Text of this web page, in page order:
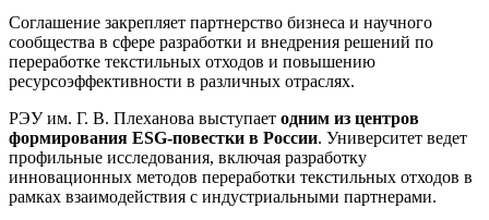
Соглашение закрепляет партнерство бизнеса и научного
сообщества в сфере разработки и внедрения решений по
переработке текстильных отходов и повышению
ресурсоэффективности в различных отраслях.
РЭУ им. Г. В. Плеханова выступает одним из центров
формирования ESG-повестки в России. Университет ведет
профильные исследования, включая разработку
инновационных методов переработки текстильных отходов в
рамках взаимодействия с индустриальными партнерами.